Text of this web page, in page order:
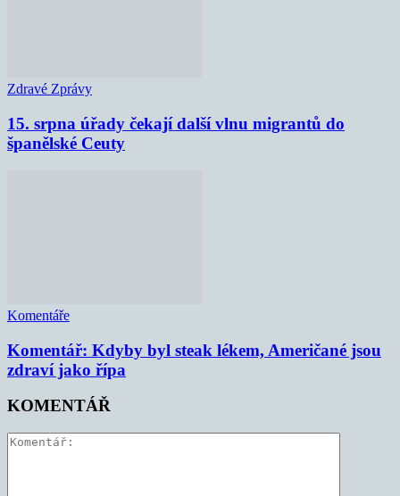
Zdravé Zprávy
15. srpna úřady čekají další vlnu migrantů do
španělské Ceuty
Komentáře
Komentář: Kdyby byl steak lékem, Američané jsou
zdraví jako řípa
KOMENTÁŘ